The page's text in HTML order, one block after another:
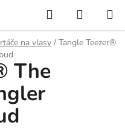
Hledat
KOŠÍK
na vlasy / Tangle Teezer®
The